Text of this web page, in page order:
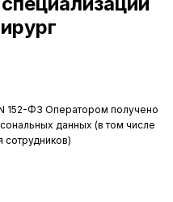
152-ФЗ Оператором получено
данных (в том числе